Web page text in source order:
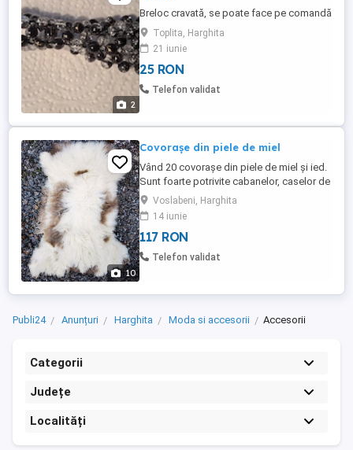
2
Breloc cravată, se poate face pe comandă
Toplita, Harghita
21 iunie
25 RON
Telefon validat
10
Covorașe din piele de miel
Vând 20 covorașe din piele de miel și ied.
Sunt foarte potrivite cabanelor, caselor de
vacanta și în general constructiilor
amenajarilor cu aspect rustic. Covorasele
sunt din piele de miel prelucrate foarte
frumos. Pot fi amplasate atât pe perete,
cât și pe podea. Toate covorasele sunt
Voslabeni, Harghita
14 iunie
117 RON
Telefon validat
Publi24 Anunțuri Harghita Moda si accesorii Accesorii
Categorii
Județe
Localități